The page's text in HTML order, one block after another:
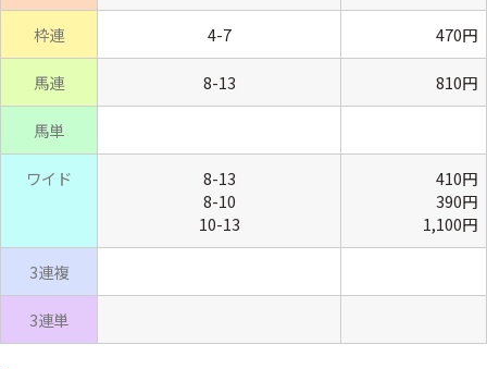
枠連 4-7 470円
馬連 8-13 810円
馬単
ワイド
8-13
8-10
10-13
410円
390円
1,100円
3連複
3連単